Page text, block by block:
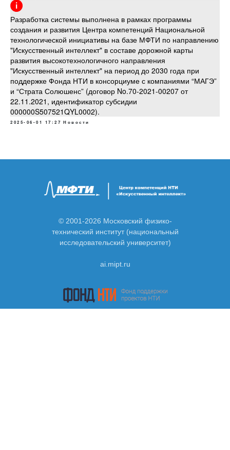
Разработка системы выполнена в рамках программы
создания и развития Центра компетенций Национальной
технологической инициативы на базе МФТИ по направлению
"Искусственный интеллект" в составе дорожной карты
развития высокотехнологичного направления
"Искусственный интеллект" на период до 2030 года при
поддержке Фонда НТИ в консорциуме с компаниями “МАГЭ”
и “Страта Солюшенс” (договор No.70-2021-00207 от
22.11.2021, идентификатор субсидии
000000S507521QYL0002).
2025-06-01 17:27 Новости
© 2001-2026 Московский физико-
технический институт (национальный
исследовательский университет)
ai.mipt.ru